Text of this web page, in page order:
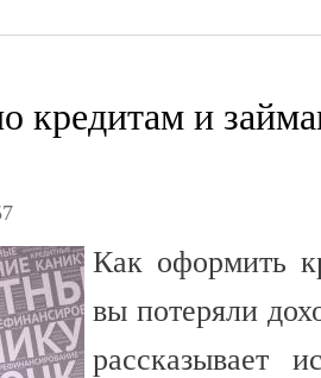
кредитам и
Как оформить
вы потеряли
рассказывает